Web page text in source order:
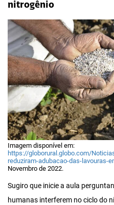
nitrogênio
Imagem disponível em:
https://globorural.globo.com/
reduziram-adubacao-das-lavouras-
Novembro de 2022.
Sugiro que inicie a aula
humanas interferem no ciclo do